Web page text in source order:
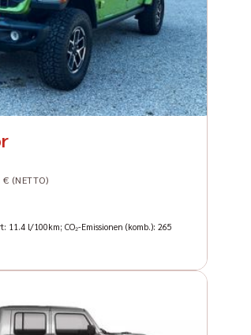
(NETTO)
l/100km; CO₂-Emissionen (komb.): 265